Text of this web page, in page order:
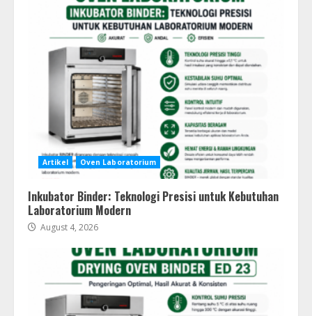
Artikel Oven Laboratorium
Inkubator Binder: Teknologi Presisi untuk Kebutuhan
Laboratorium Modern
August 4, 2026